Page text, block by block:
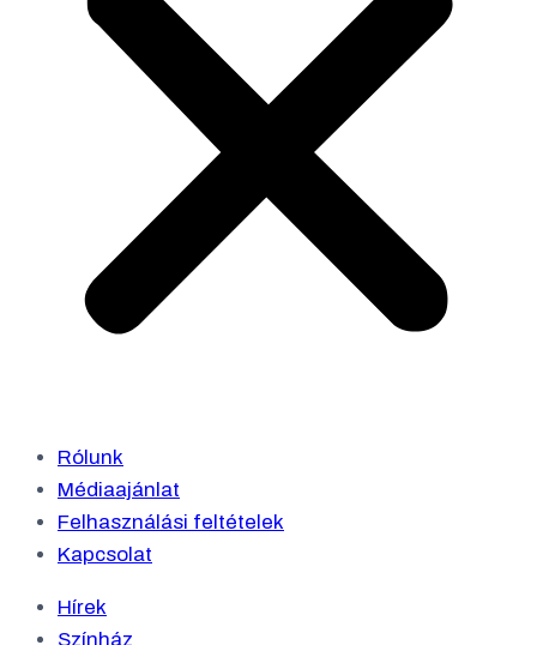
Rólunk
Médiaajánlat
Felhasználási feltételek
Kapcsolat
Hírek
Színház